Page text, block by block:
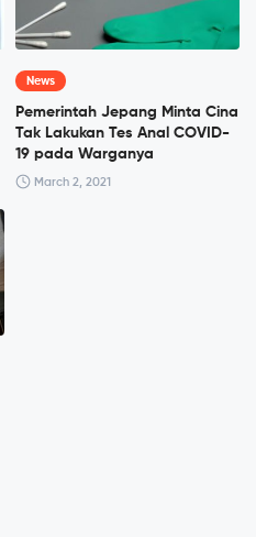
News
Pemerintah Jepang Minta Cina
Tak Lakukan Tes Anal COVID-
19 pada Warganya
March 2, 2021